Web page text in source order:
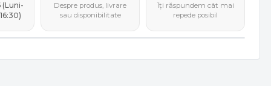
(Luni-
Despre produs, livrare
sau disponibilitate
Îți răspundem cât mai
repede posibil